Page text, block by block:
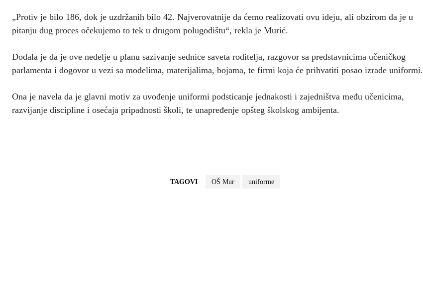
„Protiv je bilo 186, dok je uzdržanih bilo 42. Najverovatnije da ćemo realizovati ovu ideju, ali obzirom da je u
pitanju dug proces očekujemo to tek u drugom polugodištu“, rekla je Murić.
Dodala je da je ove nedelje u planu sazivanje sednice saveta roditelja, razgovor sa predstavnicima učeničkog
parlamenta i dogovor u vezi sa modelima, materijalima, bojama, te firmi koja će prihvatiti posao izrade uniformi.
Ona je navela da je glavni motiv za uvođenje uniformi podsticanje jednakosti i zajedništva među učenicima,
razvijanje discipline i osećaja pripadnosti školi, te unapređenje opšteg školskog ambijenta.
TAGOVI OŠ Mur uniforme